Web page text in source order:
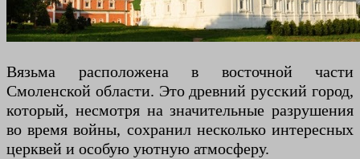
Вязьма расположена в восточной части
Смоленской области. Это древний русский город,
который, несмотря на значительные разрушения
во время войны, сохранил несколько интересных
церквей и особую уютную атмосферу.